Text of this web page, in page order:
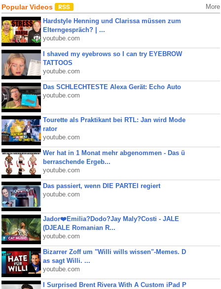
Popular Videos More
Hardstyle Henning und Clarissa müssen zum
Elterngespräch? | ...
youtube.com
I shaved my eyebrows so I can try EYEBROW
TATTOOS
youtube.com
Das SCHLECHTESTE Alexa Gerät: Echo Auto
youtube.com
Tourette als Praktikant bei RTL: Jan wird Mode
rator
youtube.com
Wer hat in 1 Monat mehr abgenommen - Das ü
berraschende Ergeb...
youtube.com
Das passiert, wenn DIE PARTEI regiert
youtube.com
Jador❤️Emilia?Dodo?Jay Maly?Costi - JALE
(DJEALE Romanian R...
youtube.com
Bizarrer Zoff um "Willi wills wissen"-Memes. D
as sagt Willi. ...
youtube.com
I Surprised Brent Rivera With A Custom iPad P